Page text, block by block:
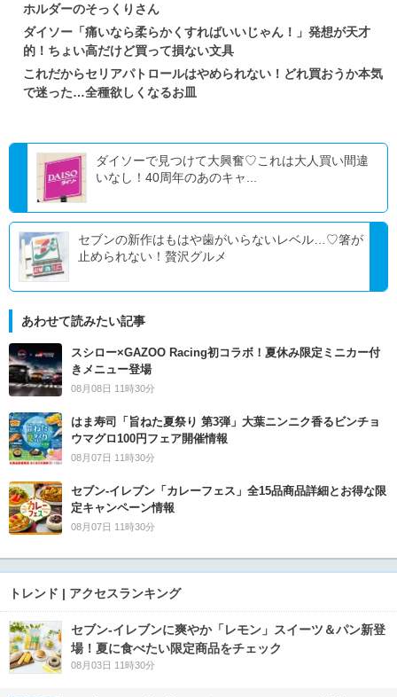
ホルダーのそっくりさん
ダイソー「痛いなら柔らかくすればいいじゃん！」発想が天才
的！ちょい高だけど買って損ない文具
これだからセリアパトロールはやめられない！どれ買おうか本気
で迷った…全種欲しくなるお皿
ダイソーで見つけて大興奮♡これは大人買い間違
いなし！40周年のあのキャ...
セブンの新作はもはや歯がいらないレベル…♡箸が
止められない！贅沢グルメ
あわせて読みたい記事
スシロー×GAZOO Racing初コラボ！夏休み限定ミニカー付
きメニュー登場
08月08日 11時30分
はま寿司「旨ねた夏祭り 第3弾」大葉ニンニク香るビンチョ
ウマグロ100円フェア開催情報
08月07日 11時30分
セブン‐イレブン「カレーフェス」全15品商品詳細とお得な限
定キャンペーン情報
08月07日 11時30分
トレンド | アクセスランキング
セブン‐イレブンに爽やか「レモン」スイーツ＆パン新登
場！夏に食べたい限定商品をチェック
08月03日 11時30分